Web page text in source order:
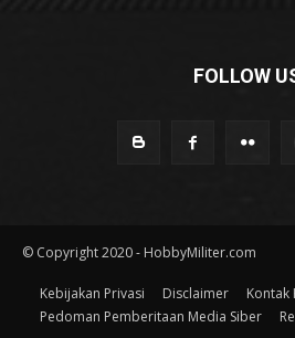
FOLLOW
© Copyright 2020 - HobbyMiliter.com
Kebijakan Privasi Disclaimer
Kontak
Pedoman Pemberitaan Media Siber